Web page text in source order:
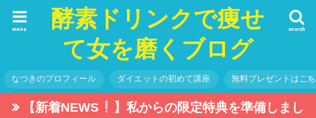
酵素ドリンクで痩せ
て女を磨くブログ
search
menu
なつきのプロフィール ダイエットの初めて講座 無料プレゼントはこ
【新着NEWS
】私からの限定特典を準備しまし